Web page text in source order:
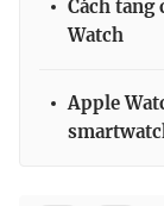
Ðiện thoại Thời
Cách tăng
Watch
Apple